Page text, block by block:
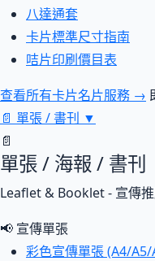
八達通套
卡片標準尺寸指南
咭片印刷價目表
查看所有卡片名片服務 →
📄 單張 / 書刊 ▼
📄
單張 / 海報 / 書刊
Leaflet & Booklet - 宣傳
📢 宣傳單張
彩色宣傳單張 (A4/A5/